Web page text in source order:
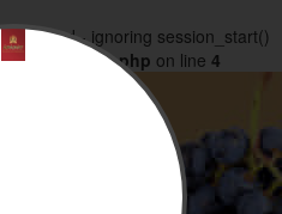
started - ignoring session_start()
products.php on line 4